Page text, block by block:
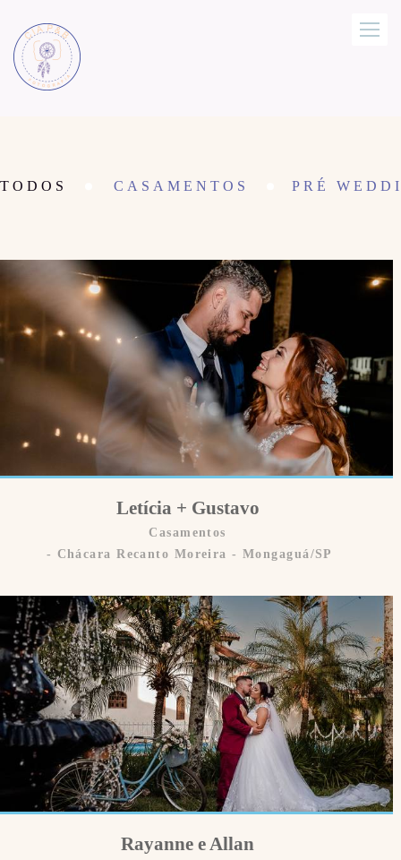
TODOS CASAMENTOS PRÉ
Letícia + Gustavo
Casamentos
Chácara Recanto Moreira - Mongaguá/SP
Rayanne e Allan